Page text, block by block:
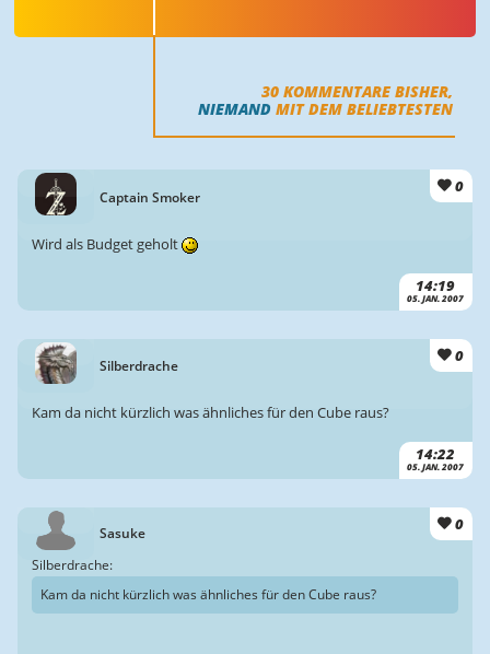
30 KOMMENTARE BISHER,
NIEMAND MIT DEM BELIEBTESTEN
Captain Smoker
0
14:19
05. JAN. 2007
Wird als Budget geholt
Silberdrache
0
14:22
05. JAN. 2007
Kam da nicht kürzlich was ähnliches für den Cube raus?
Sasuke 0
Silberdrache:
Kam da nicht kürzlich was ähnliches für den Cube raus?